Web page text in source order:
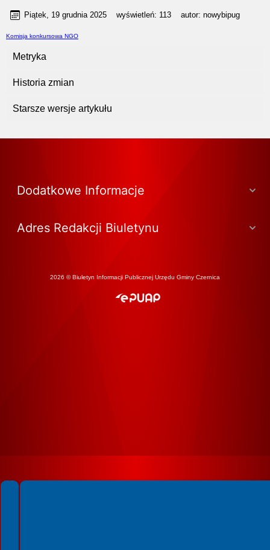
Piątek, 19 grudnia 2025 wyświetleń: 113 autor: nowybipug
Komisja konkursowa NGO
Metryka
Historia zmian
Starsze wersje artykułu
Dodatkowe Informacje
Adres Redakcji Biuletynu
2026 © Biuletyn Informacji Publicznej Urzędu Gminy Czernica
Spełniamy standardy WCAG 2.2
Spełniamy standardy W3C